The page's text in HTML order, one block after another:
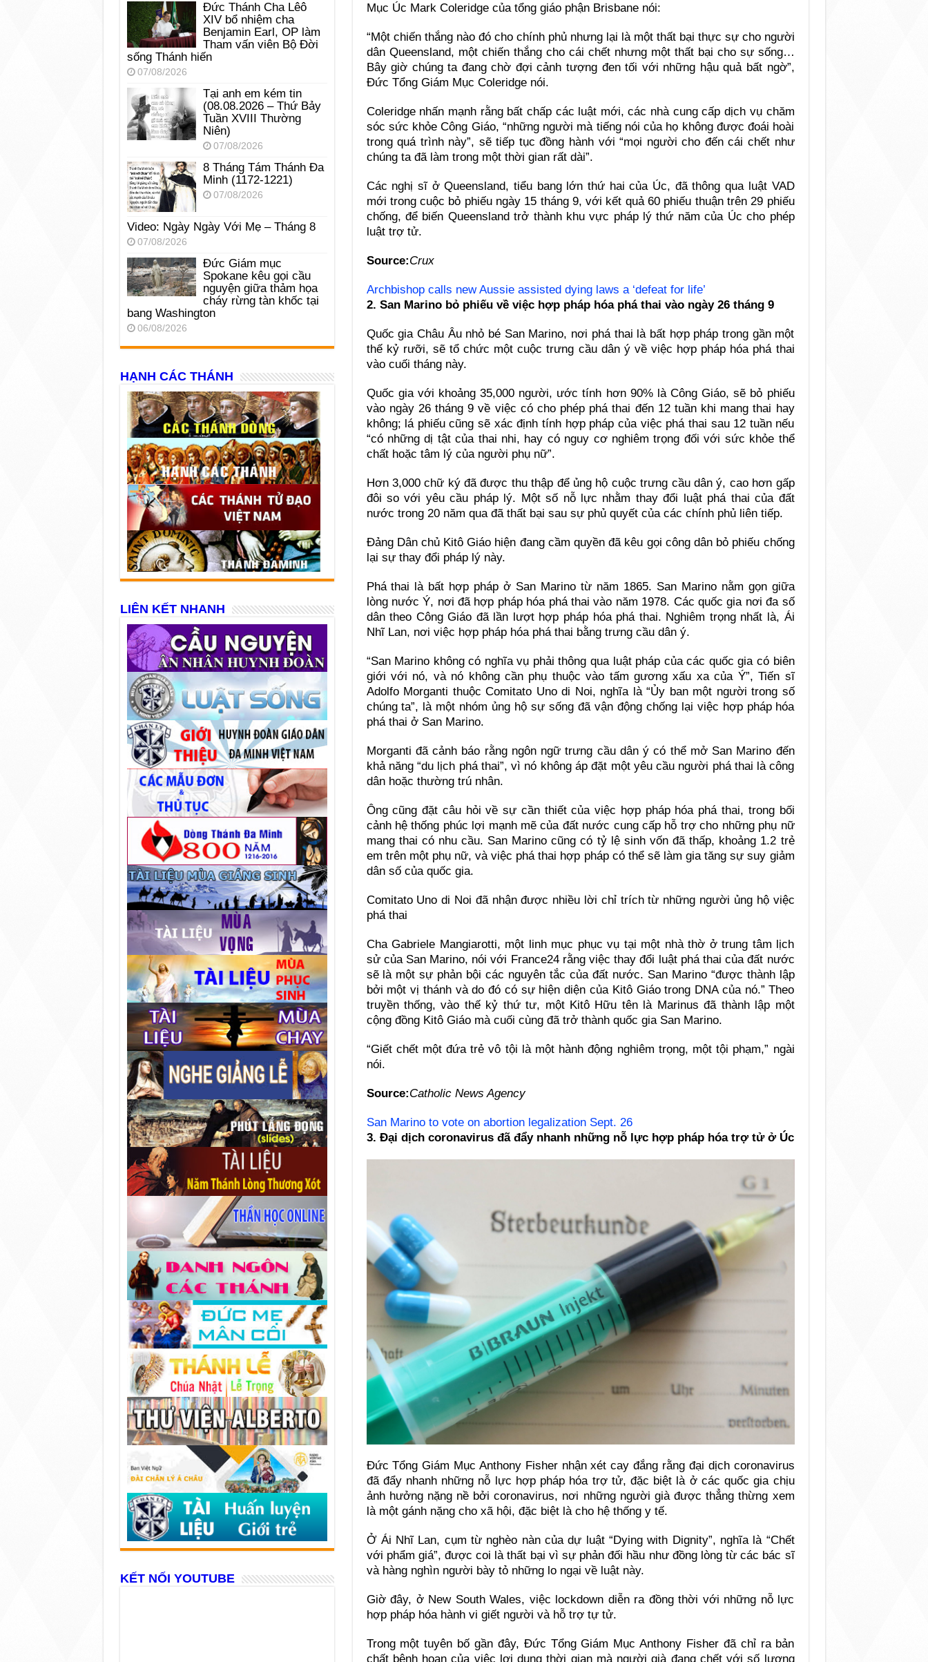
Mục Úc Mark Coleridge của tổng giáo phận Brisbane nói:
“Một chiến thắng nào đó cho chính phủ nhưng lại là một thất bại thực sự cho người
dân Queensland, một chiến thắng cho cái chết nhưng một thất bại cho sự sống…
Bây giờ chúng ta đang chờ đợi cảnh tượng đen tối với những hậu quả bất ngờ”,
Đức Tổng Giám Mục Coleridge nói.
Coleridge nhấn mạnh rằng bất chấp các luật mới, các nhà cung cấp dịch vụ chăm
sóc sức khỏe Công Giáo, “những người mà tiếng nói của họ không được đoái hoài
trong quá trình này”, sẽ tiếp tục đồng hành với “mọi người cho đến cái chết như
chúng ta đã làm trong một thời gian rất dài”.
Các nghị sĩ ở Queensland, tiểu bang lớn thứ hai của Úc, đã thông qua luật VAD
mới trong cuộc bỏ phiếu ngày 15 tháng 9, với kết quả 60 phiếu thuận trên 29 phiếu
chống, để biến Queensland trở thành khu vực pháp lý thứ năm của Úc cho phép
luật trợ tử.
Source:Crux
Archbishop calls new Aussie assisted dying laws a ‘defeat for life’
2. San Marino bỏ phiếu về việc hợp pháp hóa phá thai vào ngày 26 tháng 9
Quốc gia Châu Âu nhỏ bé San Marino, nơi phá thai là bất hợp pháp trong gần một
thế kỷ rưỡi, sẽ tổ chức một cuộc trưng cầu dân ý về việc hợp pháp hóa phá thai
vào cuối tháng này.
Quốc gia với khoảng 35,000 người, ước tính hơn 90% là Công Giáo, sẽ bỏ phiếu
vào ngày 26 tháng 9 về việc có cho phép phá thai đến 12 tuần khi mang thai hay
không; lá phiếu cũng sẽ xác định tính hợp pháp của việc phá thai sau 12 tuần nếu
“có những dị tật của thai nhi, hay có nguy cơ nghiêm trọng đối với sức khỏe thể
chất hoặc tâm lý của người phụ nữ”.
Hơn 3,000 chữ ký đã được thu thập để ủng hộ cuộc trưng cầu dân ý, cao hơn gấp
đôi so với yêu cầu pháp lý. Một số nỗ lực nhằm thay đổi luật phá thai của đất
nước trong 20 năm qua đã thất bại sau sự phủ quyết của các chính phủ liên tiếp.
Đảng Dân chủ Kitô Giáo hiện đang cầm quyền đã kêu gọi công dân bỏ phiếu chống
lại sự thay đổi pháp lý này.
Phá thai là bất hợp pháp ở San Marino từ năm 1865. San Marino nằm gọn giữa
lòng nước Ý, nơi đã hợp pháp hóa phá thai vào năm 1978. Các quốc gia nơi đa số
dân theo Công Giáo đã lần lượt hợp pháp hóa phá thai. Nghiêm trọng nhất là, Ái
Nhĩ Lan, nơi việc hợp pháp hóa phá thai bằng trưng cầu dân ý.
“San Marino không có nghĩa vụ phải thông qua luật pháp của các quốc gia có biên
giới với nó, và nó không cần phụ thuộc vào tấm gương xấu xa của Ý”, Tiến sĩ
Adolfo Morganti thuộc Comitato Uno di Noi, nghĩa là “Ủy ban một người trong số
chúng ta”, là một nhóm ủng hộ sự sống đã vận động chống lại việc hợp pháp hóa
phá thai ở San Marino.
Morganti đã cảnh báo rằng ngôn ngữ trưng cầu dân ý có thể mở San Marino đến
khả năng “du lịch phá thai”, vì nó không áp đặt một yêu cầu người phá thai là công
dân hoặc thường trú nhân.
Ông cũng đặt câu hỏi về sự cần thiết của việc hợp pháp hóa phá thai, trong bối
cảnh hệ thống phúc lợi mạnh mẽ của đất nước cung cấp hỗ trợ cho những phụ nữ
mang thai có nhu cầu. San Marino cũng có tỷ lệ sinh vốn đã thấp, khoảng 1.2 trẻ
em trên một phụ nữ, và việc phá thai hợp pháp có thể sẽ làm gia tăng sự suy giảm
dân số của quốc gia.
Comitato Uno di Noi đã nhận được nhiều lời chỉ trích từ những người ủng hộ việc
phá thai
Cha Gabriele Mangiarotti, một linh mục phục vụ tại một nhà thờ ở trung tâm lịch
sử của San Marino, nói với France24 rằng việc thay đổi luật phá thai của đất nước
sẽ là một sự phản bội các nguyên tắc của đất nước. San Marino “được thành lập
bởi một vị thánh và do đó có sự hiện diện của Kitô Giáo trong DNA của nó.” Theo
truyền thống, vào thế kỷ thứ tư, một Kitô Hữu tên là Marinus đã thành lập một
cộng đồng Kitô Giáo mà cuối cùng đã trở thành quốc gia San Marino.
“Giết chết một đứa trẻ vô tội là một hành động nghiêm trọng, một tội phạm,” ngài
nói.
Source:Catholic News Agency
San Marino to vote on abortion legalization Sept. 26
3. Đại dịch coronavirus đã đẩy nhanh những nỗ lực hợp pháp hóa trợ tử ở Úc
Đức Tổng Giám Mục Anthony Fisher nhận xét cay đắng rằng đại dịch coronavirus
đã đẩy nhanh những nỗ lực hợp pháp hóa trợ tử, đặc biệt là ở các quốc gia chịu
ảnh hưởng nặng nề bởi coronavirus, nơi những người già được thẳng thừng xem
là một gánh nặng cho xã hội, đặc biệt là cho hệ thống y tế.
Ở Ái Nhĩ Lan, cụm từ nghèo nàn của dự luật “Dying with Dignity”, nghĩa là “Chết
với phẩm giá”, được coi là thất bại vì sự phản đối hầu như đồng lòng từ các bác sĩ
và hàng nghìn người bày tỏ những lo ngại về luật này.
Giờ đây, ở New South Wales, việc lockdown diễn ra đồng thời với những nỗ lực
hợp pháp hóa hành vi giết người và hỗ trợ tự tử.
Trong một tuyên bố gần đây, Đức Tổng Giám Mục Anthony Fisher đã chỉ ra bản
chất bệnh hoạn của việc lợi dụng thời gian mà người già đang chết với số lượng
Đức Thánh Cha Lêô
XIV bổ nhiệm cha
Benjamin Earl, OP làm
Tham vấn viên Bộ Đời
sống Thánh hiến
07/08/2026
Tại anh em kém tin
(08.08.2026 – Thứ Bảy
Tuần XVIII Thường
Niên)
07/08/2026
8 Tháng Tám Thánh Ða
Minh (1172-1221)
07/08/2026
Video: Ngày Ngày Với Mẹ – Tháng 8
07/08/2026
Đức Giám mục
Spokane kêu gọi cầu
nguyện giữa thảm họa
cháy rừng tàn khốc tại
bang Washington
06/08/2026
HẠNH CÁC THÁNH
LIÊN KẾT NHANH
KẾT NỐI YOUTUBE